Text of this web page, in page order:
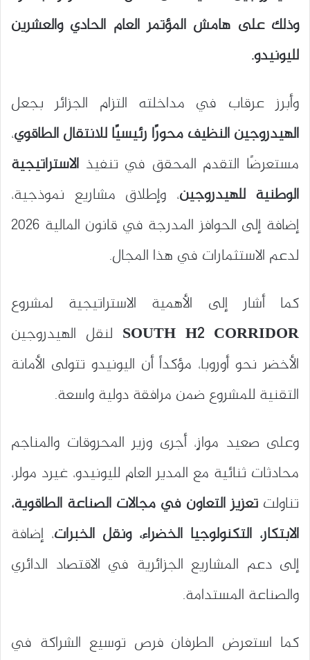
وذلك على هامش المؤتمر العام الحادي والعشرين
لليونيدو.
وأبرز عرقاب في مداخلته التزام الجزائر بجعل
الهيدروجين النظيف محورًا رئيسيًا للانتقال الطاقوي،
مستعرضًا التقدم المحقق في تنفيذ الاستراتيجية
الوطنية للهيدروجين، وإطلاق مشاريع نموذجية،
إضافة إلى الحوافز المدرجة في قانون المالية 2026
لدعم الاستثمارات في هذا المجال.
كما أشار إلى الأهمية الاستراتيجية لمشروع
SOUTH H2 CORRIDOR لنقل الهيدروجين
الأخضر نحو أوروبا، مؤكداً أن اليونيدو تتولى الأمانة
التقنية للمشروع ضمن مرافقة دولية واسعة.
وعلى صعيد موازٍ، أجرى وزير المحروقات والمناجم
محادثات ثنائية مع المدير العام لليونيدو، غيرد مولر،
تناولت تعزيز التعاون في مجالات الصناعة الطاقوية،
الابتكار، التكنولوجيا الخضراء، ونقل الخبرات، إضافة
إلى دعم المشاريع الجزائرية في الاقتصاد الدائري
والصناعة المستدامة.
كما استعرض الطرفان فرص توسيع الشراكة في